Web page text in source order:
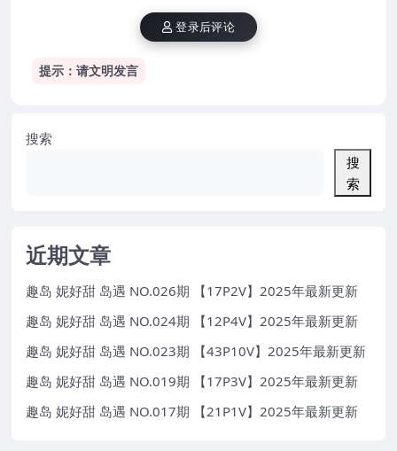
提示：请文明发言
登录后评论
搜索
搜
索
近期文章
趣岛 妮好甜 岛遇 NO.026期 【17P2V】2025年最新更新
趣岛 妮好甜 岛遇 NO.024期 【12P4V】2025年最新更新
趣岛 妮好甜 岛遇 NO.023期 【43P10V】2025年最新更新
趣岛 妮好甜 岛遇 NO.019期 【17P3V】2025年最新更新
趣岛 妮好甜 岛遇 NO.017期 【21P1V】2025年最新更新